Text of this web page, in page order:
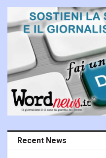
Recent News